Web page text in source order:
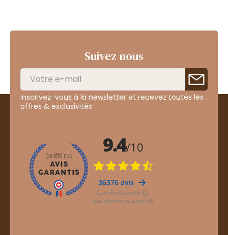
Suivez nous
Inscrivez-vous à la newsletter et recevez toutes les
offres & exclusivités